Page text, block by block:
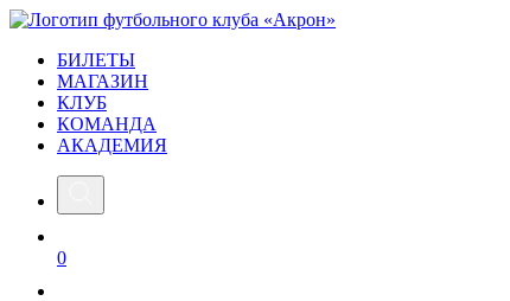
БИЛЕТЫ
МАГАЗИН
КЛУБ
КОМАНДА
АКАДЕМИЯ
0